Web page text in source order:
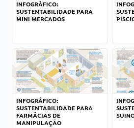
INFOGRÁFICO:
SUSTENTABILIDADE PARA
MINI MERCADOS
INFOGRÁFICO:
SUSTENTABILIDADE PARA
FARMÁCIAS DE
MANIPULAÇÃO